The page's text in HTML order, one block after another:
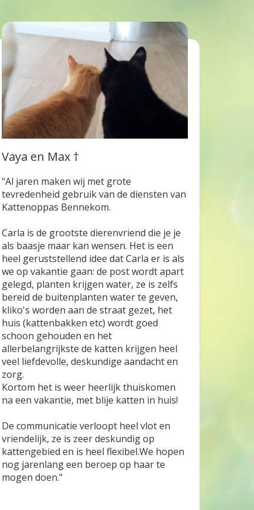
Vaya en Max †
"Al jaren maken wij met grote
tevredenheid gebruik van de diensten van
Kattenoppas Bennekom.
Carla is de grootste dierenvriend die je je
als baasje maar kan wensen. Het is een
heel geruststellend idee dat Carla er is als
we op vakantie gaan: de post wordt apart
gelegd, planten krijgen water, ze is zelfs
bereid de buitenplanten water te geven,
kliko's worden aan de straat gezet, het
huis (kattenbakken etc) wordt goed
schoon gehouden en het
allerbelangrijkste de katten krijgen heel
veel liefdevolle, deskundige aandacht en
zorg.
Kortom het is weer heerlijk thuiskomen
na een vakantie, met blije katten in huis!
De communicatie verloopt heel vlot en
vriendelijk, ze is zeer deskundig op
kattengebied en is heel flexibel.We hopen
nog jarenlang een beroep op haar te
mogen doen."